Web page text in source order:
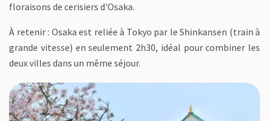
floraisons de cerisiers d'Osaka.
À retenir : Osaka est reliée à Tokyo par le Shinkansen (train à
grande vitesse) en seulement 2h30, idéal pour combiner les
deux villes dans un même séjour.